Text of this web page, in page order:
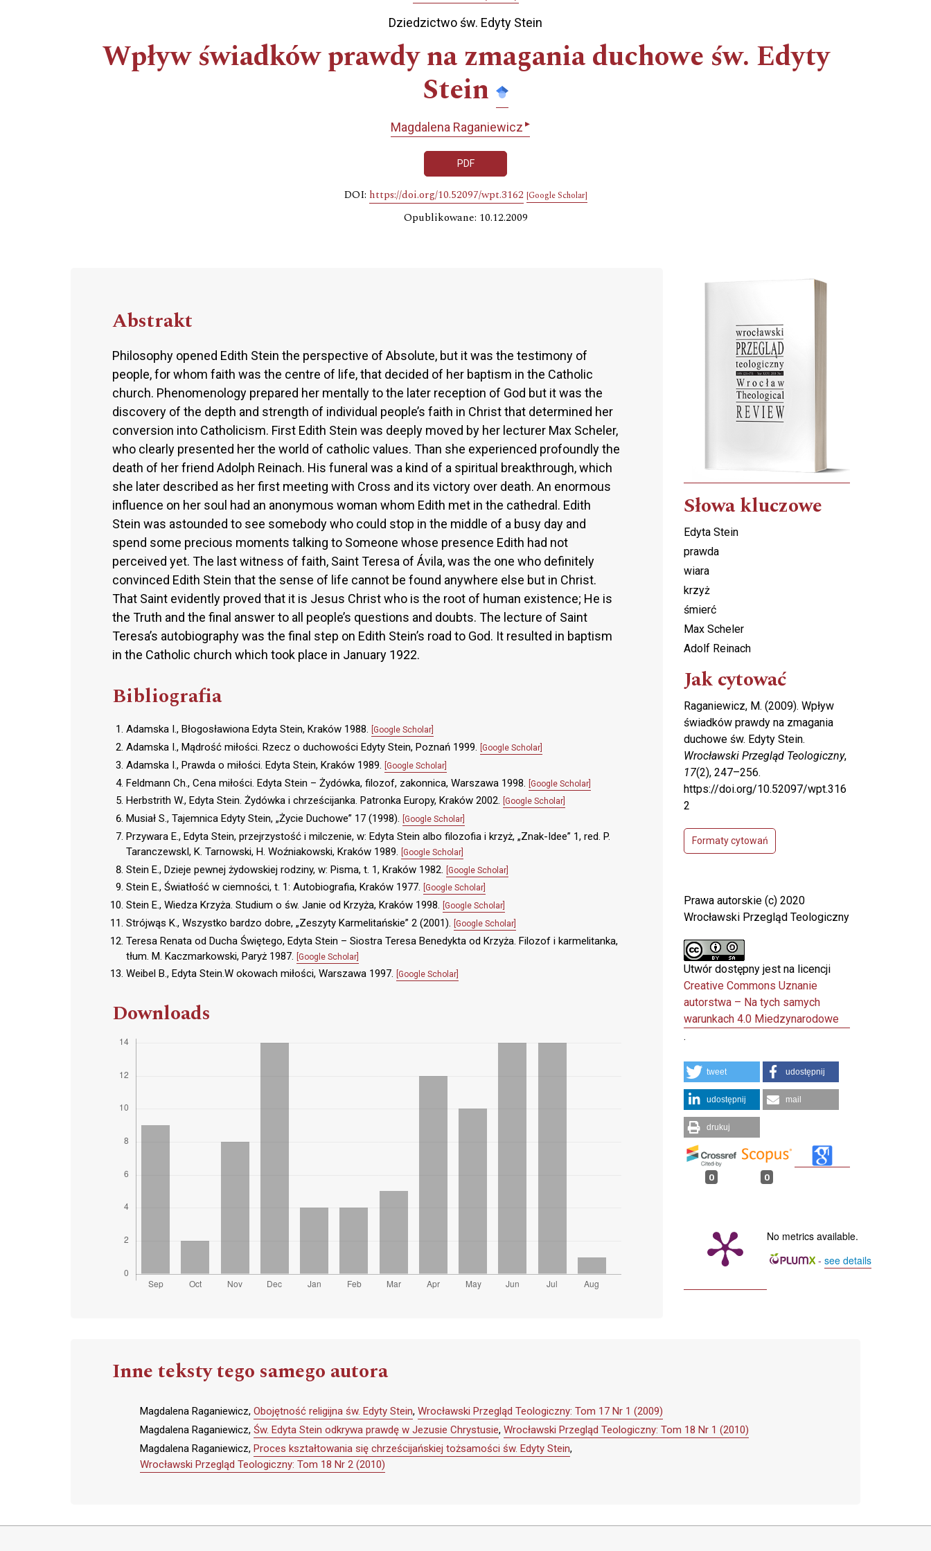
Dziedzictwo św. Edyty Stein
Wpływ świadków prawdy na zmagania duchowe św. Edyty
Stein
Magdalena Raganiewicz ▸
PDF
DOI: https://doi.org/10.52097/wpt.3162 [Google Scholar]
Opublikowane: 10.12.2009
Abstrakt
Philosophy opened Edith Stein the perspective of Absolute, but it was the testimony of
people, for whom faith was the centre of life, that decided of her baptism in the Catholic
church. Phenomenology prepared her mentally to the later reception of God but it was the
discovery of the depth and strength of individual people’s faith in Christ that determined her
conversion into Catholicism. First Edith Stein was deeply moved by her lecturer Max Scheler,
who clearly presented her the world of catholic values. Than she experienced profoundly the
death of her friend Adolph Reinach. His funeral was a kind of a spiritual breakthrough, which
she later described as her first meeting with Cross and its victory over death. An enormous
influence on her soul had an anonymous woman whom Edith met in the cathedral. Edith
Stein was astounded to see somebody who could stop in the middle of a busy day and
spend some precious moments talking to Someone whose presence Edith had not
perceived yet. The last witness of faith, Saint Teresa of Ávila, was the one who definitely
convinced Edith Stein that the sense of life cannot be found anywhere else but in Christ.
That Saint evidently proved that it is Jesus Christ who is the root of human existence; He is
the Truth and the final answer to all people’s questions and doubts. The lecture of Saint
Teresa’s autobiography was the final step on Edith Stein’s road to God. It resulted in baptism
in the Catholic church which took place in January 1922.
Bibliografia
Adamska I., Błogosławiona Edyta Stein, Kraków 1988. [Google Scholar]
Adamska I., Mądrość miłości. Rzecz o duchowości Edyty Stein, Poznań 1999. [Google Scholar]
Adamska I., Prawda o miłości. Edyta Stein, Kraków 1989. [Google Scholar]
Feldmann Ch., Cena miłości. Edyta Stein – Żydówka, filozof, zakonnica, Warszawa 1998. [Google Scholar]
Herbstrith W., Edyta Stein. Żydówka i chrześcijanka. Patronka Europy, Kraków 2002. [Google Scholar]
Musiał S., Tajemnica Edyty Stein, „Życie Duchowe” 17 (1998). [Google Scholar]
Przywara E., Edyta Stein, przejrzystość i milczenie, w: Edyta Stein albo filozofia i krzyż, „Znak-Idee” 1, red. P.
TaranczewskI, K. Tarnowski, H. Woźniakowski, Kraków 1989. [Google Scholar]
Stein E., Dzieje pewnej żydowskiej rodziny, w: Pisma, t. 1, Kraków 1982. [Google Scholar]
Stein E., Światłość w ciemności, t. 1: Autobiografia, Kraków 1977. [Google Scholar]
Stein E., Wiedza Krzyża. Studium o św. Janie od Krzyża, Kraków 1998. [Google Scholar]
Strójwąs K., Wszystko bardzo dobre, „Zeszyty Karmelitańskie” 2 (2001). [Google Scholar]
Teresa Renata od Ducha Świętego, Edyta Stein – Siostra Teresa Benedykta od Krzyża. Filozof i karmelitanka,
tłum. M. Kaczmarkowski, Paryż 1987.
[Google Scholar]
Weibel B., Edyta Stein.W okowach miłości, Warszawa 1997. [Google Scholar]
Downloads
Cover image
Słowa kluczowe
Edyta Stein
prawda
wiara
krzyż
śmierć
Max Scheler
Adolf Reinach
Jak cytować
Raganiewicz, M. (2009). Wpływ
świadków prawdy na zmagania
duchowe św. Edyty Stein.
Wrocławski Przegląd Teologiczny,
17(2), 247–256.
https://doi.org/10.52097/wpt.316
2
Formaty cytowań
Prawa autorskie (c) 2020
Wrocławski Przegląd Teologiczny
Utwór dostępny jest na licencji
Creative Commons Uznanie
autorstwa – Na tych samych
warunkach 4.0 Miedzynarodowe
.
tweet udostępnij
udostępnij mail
drukuj
0 0
No metrics available.
- see details
Inne teksty tego samego autora
Magdalena Raganiewicz, Obojętność religijna św. Edyty Stein, Wrocławski Przegląd Teologiczny: Tom 17 Nr 1 (2009)
Magdalena Raganiewicz, Św. Edyta Stein odkrywa prawdę w Jezusie Chrystusie, Wrocławski Przegląd Teologiczny: Tom 18 Nr 1 (2010)
Magdalena Raganiewicz, Proces kształtowania się chrześcijańskiej tożsamości św. Edyty Stein,
Wrocławski Przegląd Teologiczny: Tom 18 Nr 2 (2010)